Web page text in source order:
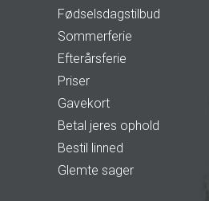
Fødselsdagstilbud
Sommerferie
Efterårsferie
Priser
Gavekort
Betal jeres ophold
Bestil linned
Glemte sager